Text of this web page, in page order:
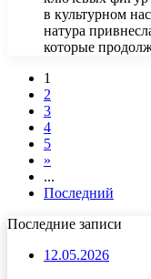
в культурном
натура
которые
1
2
3
4
5
»
...
Последний
Последние записи
12.05.2026